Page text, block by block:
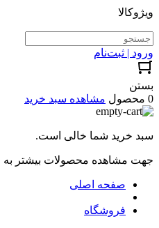
ویژوکالا
ورود | ثبت‌نام
بستن
0 محصول
مشاهده سبد خرید
سبد خرید شما خالی است.
جهت مشاهده محصولات بیشتر به
صفحه اصلی
فروشگاه